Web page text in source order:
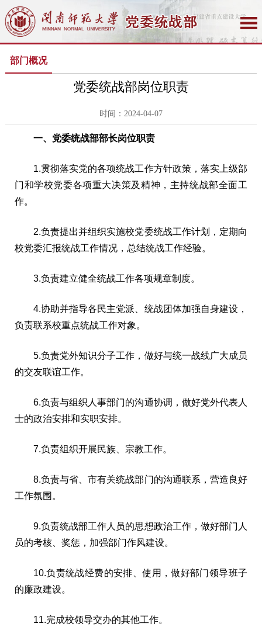
部门概况
党委统战部岗位职责
时间：2024-04-07
一、党委统战部部长岗位职责
1.贯彻落实党的各项统战工作方针政策，落实上级部
门和学校党委各项重大决策及精神，主持统战部全面工
作。
2.负责提出并组织实施校党委统战工作计划，定期向
校党委汇报统战工作情况，总结统战工作经验。
3.负责建立健全统战工作各项规章制度。
4.协助并指导各民主党派、统战团体加强自身建设，
负责联系校重点统战工作对象。
5.负责党外知识分子工作，做好与统一战线广大成员
的交友联谊工作。
6.负责与组织人事部门的沟通协调，做好党外代表人
士的政治安排和实职安排。
7.负责组织开展民族、宗教工作。
8.负责与省、市有关统战部门的沟通联系，营造良好
工作氛围。
9.负责统战部工作人员的思想政治工作，做好部门人
员的考核、奖惩，加强部门作风建设。
10.负责统战经费的安排、使用，做好部门领导班子
的廉政建设。
11.完成校领导交办的其他工作。